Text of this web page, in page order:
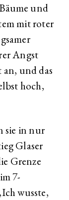
und
mit roter
Angst
und das
hoch,
sie in nur
Glaser
Grenze
7-
wusste,